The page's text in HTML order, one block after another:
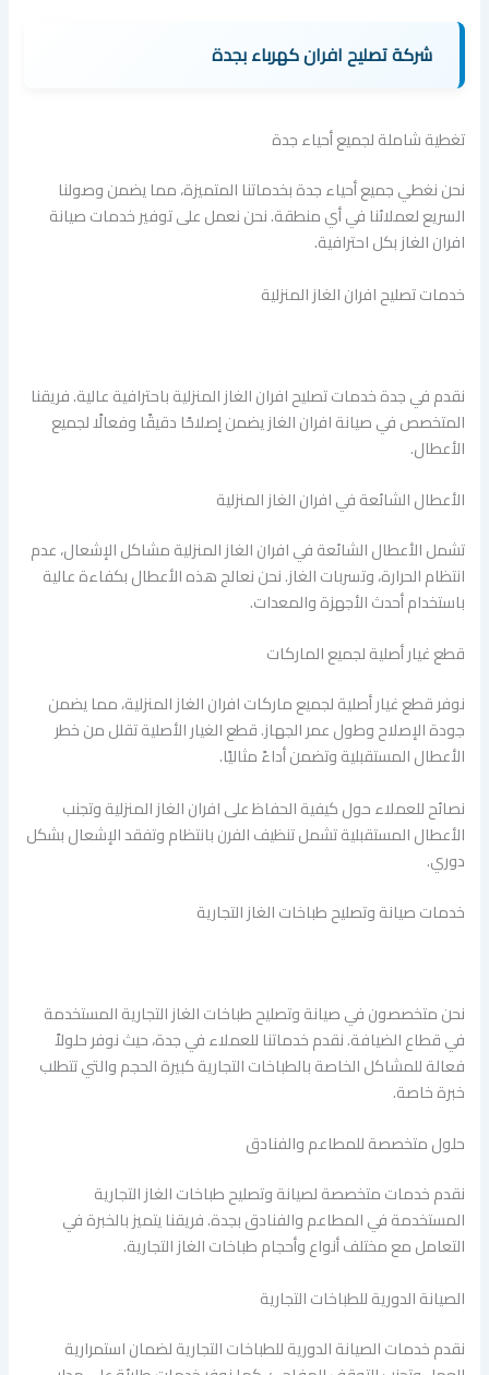
شركة تصليح افران كهرباء بجدة
تغطية شاملة لجميع أحياء جدة
نحن نغطي جميع أحياء جدة بخدماتنا المتميزة، مما يضمن وصولنا
السريع لعملائنا في أي منطقة. نحن نعمل على توفير خدمات صيانة
افران الغاز بكل احترافية.
خدمات تصليح افران الغاز المنزلية
نقدم في جدة خدمات تصليح افران الغاز المنزلية باحترافية عالية. فريقنا
المتخصص في صيانة افران الغاز يضمن إصلاحًا دقيقًا وفعالًا لجميع
الأعطال.
الأعطال الشائعة في افران الغاز المنزلية
تشمل الأعطال الشائعة في افران الغاز المنزلية مشاكل الإشعال، عدم
انتظام الحرارة، وتسربات الغاز. نحن نعالج هذه الأعطال بكفاءة عالية
باستخدام أحدث الأجهزة والمعدات.
قطع غيار أصلية لجميع الماركات
نوفر قطع غيار أصلية لجميع ماركات افران الغاز المنزلية، مما يضمن
جودة الإصلاح وطول عمر الجهاز. قطع الغيار الأصلية تقلل من خطر
الأعطال المستقبلية وتضمن أداءً مثاليًا.
نصائح للعملاء حول كيفية الحفاظ على افران الغاز المنزلية وتجنب
الأعطال المستقبلية تشمل تنظيف الفرن بانتظام وتفقد الإشعال بشكل
دوري.
خدمات صيانة وتصليح طباخات الغاز التجارية
نحن متخصصون في صيانة وتصليح طباخات الغاز التجارية المستخدمة
في قطاع الضيافة. نقدم خدماتنا للعملاء في جدة، حيث نوفر حلولاً
فعالة للمشاكل الخاصة بالطباخات التجارية كبيرة الحجم والتي تتطلب
خبرة خاصة.
حلول متخصصة للمطاعم والفنادق
نقدم خدمات متخصصة لصيانة وتصليح طباخات الغاز التجارية
المستخدمة في المطاعم والفنادق بجدة. فريقنا يتميز بالخبرة في
التعامل مع مختلف أنواع وأحجام طباخات الغاز التجارية.
الصيانة الدورية للطباخات التجارية
نقدم خدمات الصيانة الدورية للطباخات التجارية لضمان استمرارية